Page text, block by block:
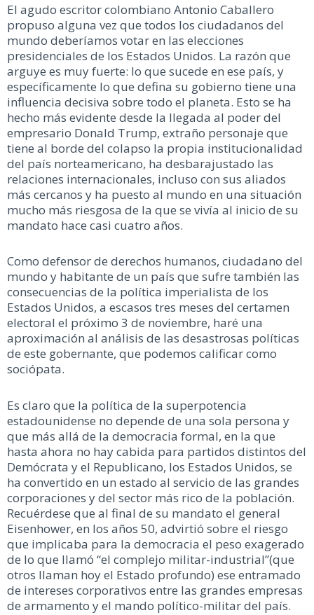
El agudo escritor colombiano Antonio Caballero
propuso alguna vez que todos los ciudadanos del
mundo deberíamos votar en las elecciones
presidenciales de los Estados Unidos. La razón que
arguye es muy fuerte: lo que sucede en ese país, y
específicamente lo que defina su gobierno tiene una
influencia decisiva sobre todo el planeta. Esto se ha
hecho más evidente desde la llegada al poder del
empresario Donald Trump, extraño personaje que
tiene al borde del colapso la propia institucionalidad
del país norteamericano, ha desbarajustado las
relaciones internacionales, incluso con sus aliados
más cercanos y ha puesto al mundo en una situación
mucho más riesgosa de la que se vivía al inicio de su
mandato hace casi cuatro años.
Como defensor de derechos humanos, ciudadano del
mundo y habitante de un país que sufre también las
consecuencias de la política imperialista de los
Estados Unidos, a escasos tres meses del certamen
electoral el próximo 3 de noviembre, haré una
aproximación al análisis de las desastrosas políticas
de este gobernante, que podemos calificar como
sociópata.
Es claro que la política de la superpotencia
estadounidense no depende de una sola persona y
que más allá de la democracia formal, en la que
hasta ahora no hay cabida para partidos distintos del
Demócrata y el Republicano, los Estados Unidos, se
ha convertido en un estado al servicio de las grandes
corporaciones y del sector más rico de la población.
Recuérdese que al final de su mandato el general
Eisenhower, en los años 50, advirtió sobre el riesgo
que implicaba para la democracia el peso exagerado
de lo que llamó “el complejo militar-industrial”(que
otros llaman hoy el Estado profundo) ese entramado
de intereses corporativos entre las grandes empresas
de armamento y el mando político-militar del país.